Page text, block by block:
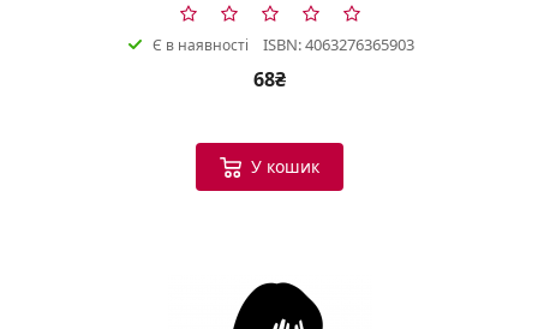
Є в наявності ISBN: 4063276365903
68₴
У кошик